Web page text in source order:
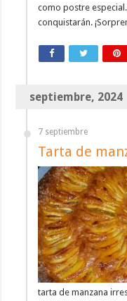
como postre
conquistarán.
septiembre, 2024
7 septiembre
Tarta de
tarta de manzana